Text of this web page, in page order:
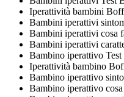
Iperattività bambini
Bambini iperattivi
Bambini iperattivi cosa
Bambini iperattivi
Bambino iperattivo
Iperattività bambino
Bambino iperattivo
Bambino iperattivo